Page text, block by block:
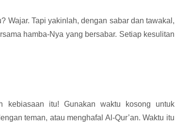
Wajar. Tapi yakinlah, dengan sabar dan tawakal,
hamba-Nya yang bersabar. Setiap kesulitan
kebiasaan itu! Gunakan waktu kosong untuk
teman, atau menghafal Al-Qur’an. Waktu itu